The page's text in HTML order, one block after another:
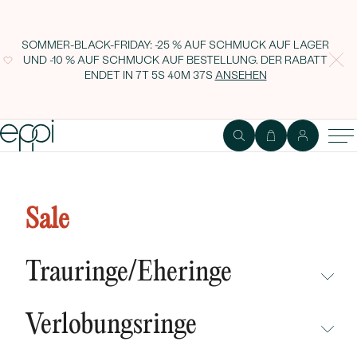
SOMMER-BLACK-FRIDAY: -25 % AUF SCHMUCK AUF LAGER
UND -10 % AUF SCHMUCK AUF BESTELLUNG. DER RABATT
ENDET IN 7T 5S 40M 36SANSEHEN
Sale
Trauringe/Eheringe
NEUHEITEN
Verlobungsringe
Fancy Vivid Blue Oval Diamant